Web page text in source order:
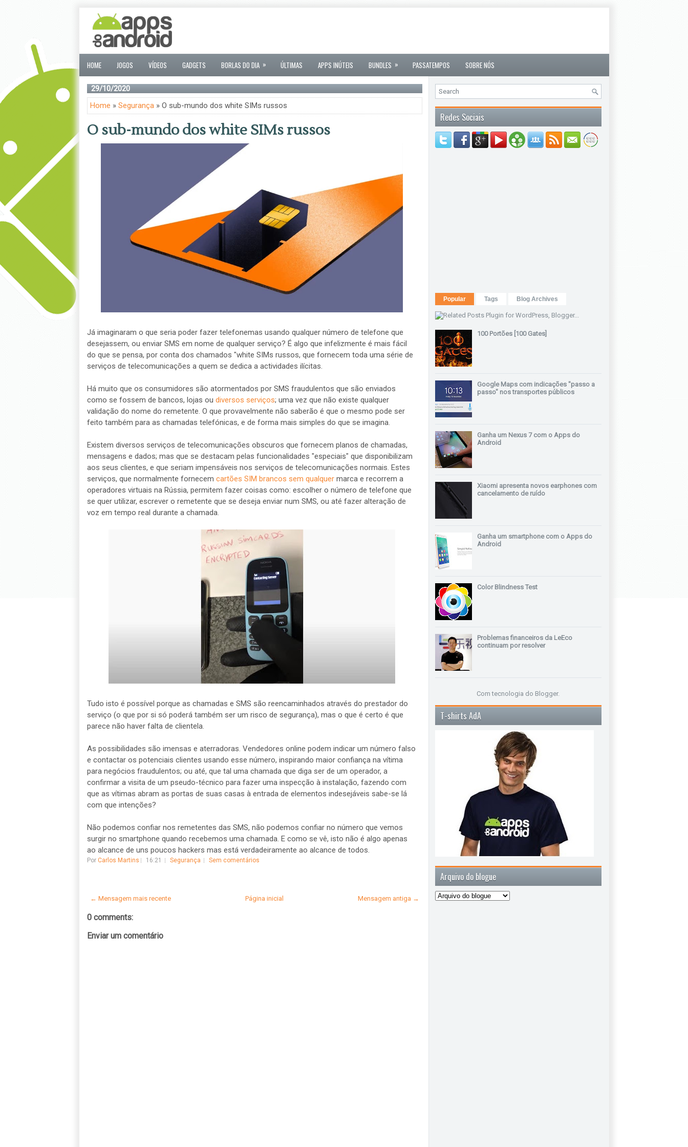
HOME JOGOS VÍDEOS GADGETS BORLAS DO DIA » ÚLTIMAS APPS INÚTEIS BUNDLES » PASSATEMPOS SOBRE NÓS
29/10/2020
Home » Segurança» O sub-mundo dos white SIMs russos
O sub-mundo dos white SIMs russos
Já imaginaram o que seria poder fazer telefonemas usando qualquer número de telefone que
desejassem, ou enviar SMS em nome de qualquer serviço? É algo que infelizmente é mais fácil
do que se pensa, por conta dos chamados "white SIMs russos, que fornecem toda uma série de
serviços de telecomunicações a quem se dedica a actividades ilícitas.
Há muito que os consumidores são atormentados por SMS fraudulentos que são enviados
como se fossem de bancos, lojas ou diversos serviços; uma vez que não existe qualquer
validação do nome do remetente. O que provavelmente não saberão é que o mesmo pode ser
feito também para as chamadas telefónicas, e de forma mais simples do que se imagina.
Existem diversos serviços de telecomunicações obscuros que fornecem planos de chamadas,
mensagens e dados; mas que se destacam pelas funcionalidades "especiais" que disponibilizam
aos seus clientes, e que seriam impensáveis nos serviços de telecomunicações normais. Estes
serviços, que normalmente fornecem cartões SIM brancos sem qualquermarca e recorrem a
operadores virtuais na Rússia, permitem fazer coisas como: escolher o número de telefone que
se quer utilizar, escrever o remetente que se deseja enviar num SMS, ou até fazer alteração de
voz em tempo real durante a chamada.
Tudo isto é possível porque as chamadas e SMS são reencaminhados através do prestador do
serviço (o que por si só poderá também ser um risco de segurança), mas o que é certo é que
parece não haver falta de clientela.
As possibilidades são imensas e aterradoras. Vendedores online podem indicar um número falso
e contactar os potenciais clientes usando esse número, inspirando maior confiança na vítima
para negócios fraudulentos; ou até, que tal uma chamada que diga ser de um operador, a
confirmar a visita de um pseudo-técnico para fazer uma inspecção à instalação, fazendo com
que as vítimas abram as portas de suas casas à entrada de elementos indesejáveis sabe-se lá
com que intenções?
Não podemos confiar nos remetentes das SMS, não podemos confiar no número que vemos
surgir no smartphone quando recebemos uma chamada. E como se vê, isto não é algo apenas
ao alcance de uns poucos hackers mas está verdadeiramente ao alcance de todos.
Por Carlos Martins 16:21 Segurança Sem comentários
← Mensagem mais recente Mensagem antiga →
Página inicial
0 comments:
Enviar um comentário
Redes Sociais
Popular Tags Blog Archives
100 Portões [100 Gates]
Google Maps com indicações "passo a
passo" nos transportes públicos
Ganha um Nexus 7 com o Apps do
Android
Xiaomi apresenta novos earphones com
cancelamento de ruído
Ganha um smartphone com o Apps do
Android
Color Blindness Test
Problemas financeiros da LeEco
continuam por resolver
Com tecnologia do Blogger.
T-shirts AdA
Arquivo do blogue